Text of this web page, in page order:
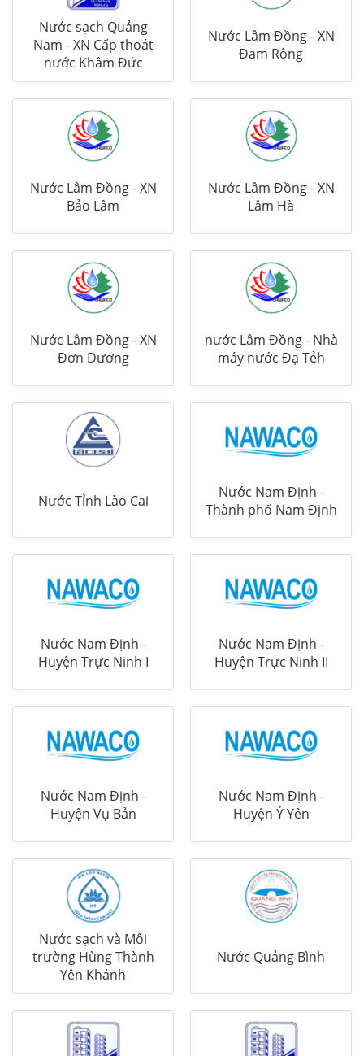
Nước sạch Quảng
Nam - XN Cấp thoát
nước Khâm Đức
Nước Lâm Đồng - XN
Đam Rông
Nước Lâm Đồng - XN
Bảo Lâm
Nước Lâm Đồng - XN
Lâm Hà
Nước Lâm Đồng - XN
Đơn Dương
nước Lâm Đồng - Nhà
máy nước Đạ Tẻh
Nước Tỉnh Lào Cai
Nước Nam Định -
Thành phố Nam Định
Nước Nam Định -
Huyện Trực Ninh I
Nước Nam Định -
Huyện Trực Ninh II
Nước Nam Định -
Huyện Vụ Bản
Nước Nam Định -
Huyện Ý Yên
Nước sạch và Môi
trường Hùng Thành
Yên Khánh
Nước Quảng Bình